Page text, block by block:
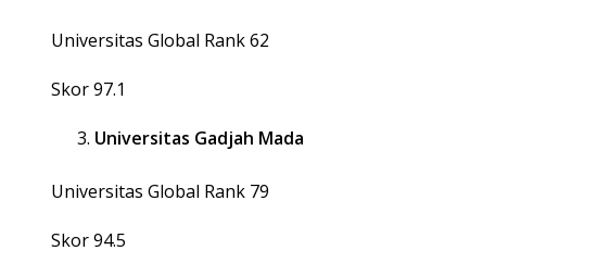
Universitas Global Rank 62
Skor 97.1
Universitas Gadjah Mada
Universitas Global Rank 79
Skor 94.5